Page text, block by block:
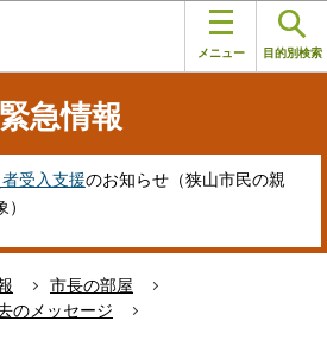
メニュー 目的別検索
緊急情報
受入支援のお知らせ（狭山市民の親
市長の部屋
のメッセージ